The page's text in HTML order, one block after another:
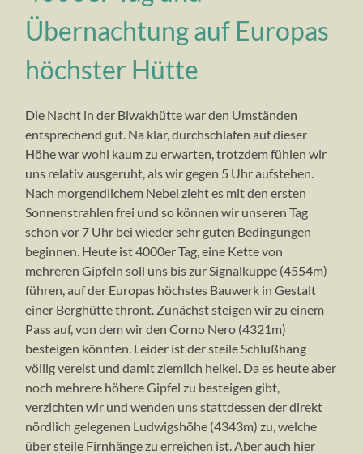
der
Bildmitte
imposante
(4532m),
rechts
Lisjoch
(4152m)
Übernachtung auf Europas
höchster Hütte
Die Nacht in der Biwakhütte war den Umständen
entsprechend gut. Na klar, durchschlafen auf dieser
Höhe war wohl kaum zu erwarten, trotzdem fühlen wir
uns relativ ausgeruht, als wir gegen 5 Uhr aufstehen.
Nach morgendlichem Nebel zieht es mit den ersten
Sonnenstrahlen frei und so können wir unseren Tag
schon vor 7 Uhr bei wieder sehr guten Bedingungen
beginnen. Heute ist 4000er Tag, eine Kette von
mehreren Gipfeln soll uns bis zur Signalkuppe (4554m)
führen, auf der Europas höchstes Bauwerk in Gestalt
einer Berghütte thront. Zunächst steigen wir zu einem
Pass auf, von dem wir den Corno Nero (4321m)
besteigen könnten. Leider ist der steile Schlußhang
völlig vereist und damit ziemlich heikel. Da es heute aber
noch mehrere höhere Gipfel zu besteigen gibt,
verzichten wir und wenden uns stattdessen der direkt
nördlich gelegenen Ludwigshöhe (4343m) zu, welche
über steile Firnhänge zu erreichen ist. Aber auch hier